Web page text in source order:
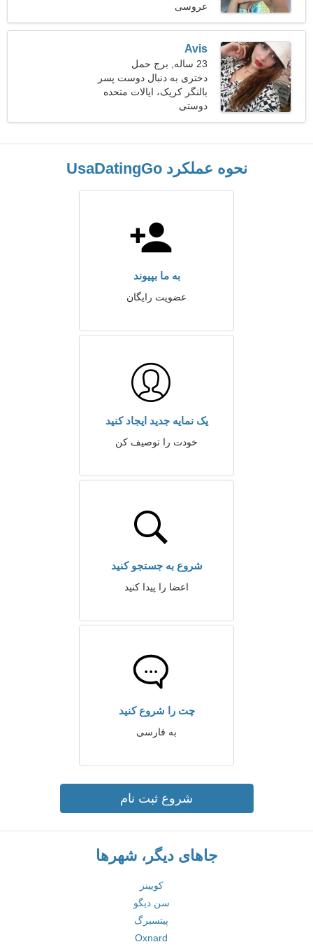
آمریکا
عروسی
Avis
23 ساله, برج حمل
دختری به دنبال دوست پسر
بالنگر کریک، ایالات متحده
آمریکا
دوستی
نحوه عملکرد UsaDatingGo
به ما بپیوند
عضویت رایگان
یک نمایه جدید ایجاد کنید
خودت را توصیف کن
شروع به جستجو کنید
اعضا را پیدا کنید
چت را شروع کنید
به فارسی
شروع ثبت نام
جاهای دیگر، شهرها
کویینز
سن دیگو
پیتسبرگ
Oxnard